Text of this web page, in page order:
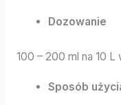
Dozowanie
100 – 200 ml na 10 L
Sposób